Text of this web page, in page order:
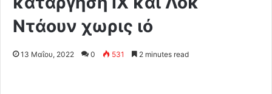
Ντάουν χωρις ιό
13 Μαΐου, 2022 0 531 2 minutes read